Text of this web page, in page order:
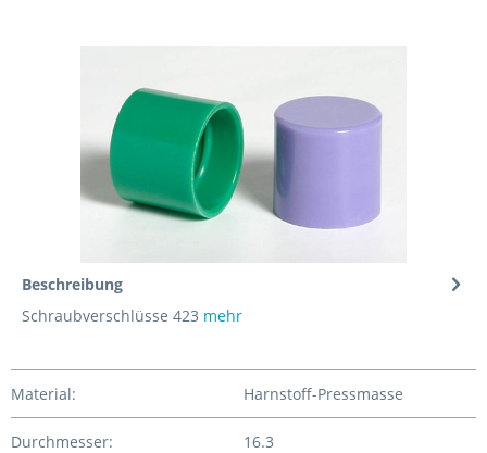
Beschreibung
Schraubverschlüsse 423 mehr
Material: Harnstoff-Pressmasse
Durchmesser: 16.3